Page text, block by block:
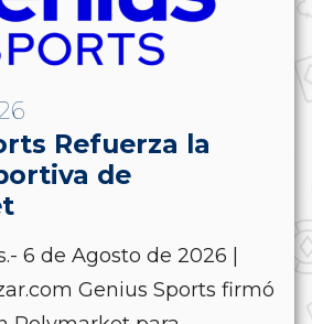
Refuerza la
de
6 de Agosto de 2026 |
Genius Sports firmó